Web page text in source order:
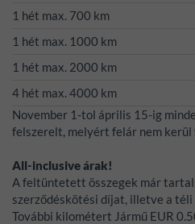
1 hét max. 700 km
1 hét max. 1000 km
1 hét max. 2000 km
4 hét max. 4000 km
November 1-tol április 15-ig
felszerelt, melyért felár nem kerül
All-inclusive árak!
A feltüntetett összegek már
szerződéskötési díjat, illetve a
További kilométert Jármű EUR